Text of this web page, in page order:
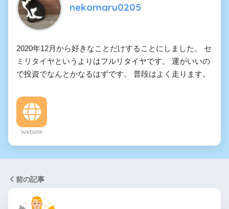
nekomaru0205
2020年12月から好きなことだけすることにしました。 セ
ミリタイヤというよりはフルリタイヤです。 運がいいの
で投資でなんとかなるはずです。 普段はよく走ります。
Website
前の記事